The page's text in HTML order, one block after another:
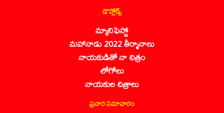
డౌన్లోడ్స్
మ్యానిఫెస్టో
మహానాడు 2022 తీర్మానాలు
నాయకుడితో నా చిత్రం
లోగోలు
నాయకుల చిత్రాలు
ప్రచార సమాచారం